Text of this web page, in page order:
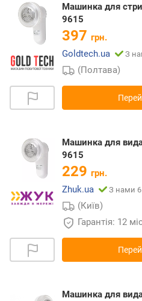
Машинка для
9615
397 грн.
Goldtech.ua
З
(Полтава)
Машинка для
9615
229 грн.
Zhuk.ua
З нами 6
(Київ)
Гарантія: 12
Машинка для